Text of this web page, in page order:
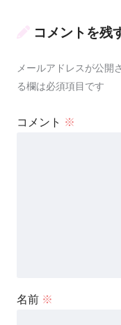
コメントを残
メールアドレスが公開
る欄は必須項目です
コメント ※
名前 ※